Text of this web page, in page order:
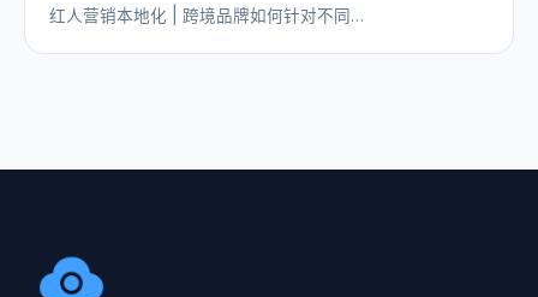
红人营销本地化 | 跨境品牌如何针对不同…